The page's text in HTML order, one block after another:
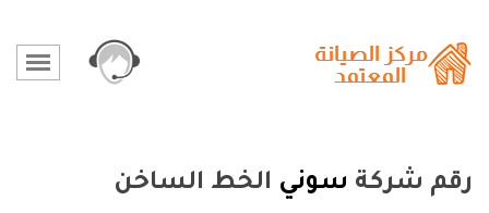
رقم شركة سوني الخط الساخن